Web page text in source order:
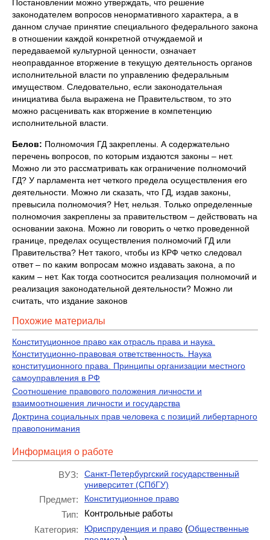
Постановлении можно утверждать, что решение
законодателем вопросов ненормативного характера, а в
данном случае принятие специального федерального закона
в отношении каждой конкретной отчуждаемой и
передаваемой культурной ценности, означает
неоправданное вторжение в текущую деятельность органов
исполнительной власти по управлению федеральным
имуществом. Следовательно, если законодательная
инициатива была выражена не Правительством, то это
можно расценивать как вторжение в компетенцию
исполнительной власти.
Белов: Полномочия ГД закреплены. А содержательно
перечень вопросов, по которым издаются законы – нет.
Можно ли это рассматривать как ограничение полномочий
ГД? У парламента нет четкого предела осуществления его
деятельности. Можно ли сказать, что ГД, издав законы,
превысила полномочия? Нет, нельзя. Только определенные
полномочия закреплены за правительством – действовать на
основании закона. Можно ли говорить о четко проведенной
границе, пределах осуществления полномочий ГД или
Правительства? Нет такого, чтобы из КРФ четко следовал
ответ – по каким вопросам можно издавать закона, а по
каким – нет. Как тогда соотносится реализация полномочий и
реализация законодательной деятельности? Можно ли
считать, что издание законов
Похожие материалы
Конституционное право как отрасль права и наука.
Конституционно-правовая ответственность. Наука
конституционного права. Принципы организации местного
самоуправления в РФ
Соотношение правового положения личности и
взаимоотношения личности и государства
Доктрина социальных прав человека с позиций либертарного
правопонимания
Информация о работе
ВУЗ:
Санкт-Петербургский государственный
университет (СПбГУ)
Предмет: Конституционное право
Тип:
Контрольные работы
Категория:
Юриспруденция и право (Общественные